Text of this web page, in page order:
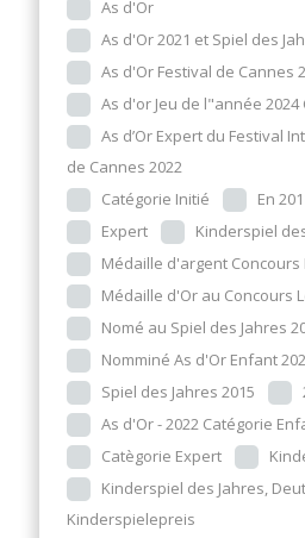
As d'Or
As d'Or 2021 et Spiel des
As d'Or Festival de Cannes
As d'or Jeu de l"année
As d’Or Expert du Festival
de Cannes 2022
Catégorie Initié
En
Expert
Kinderspiel
Médaille d'argent Concours
Médaille d'Or au Concours
Nomé au Spiel des Jahres
Nomminé As d'Or Enfant
Spiel des Jahres 2015
As d'Or - 2022 Catégorie
Catègorie Expert
Kinderspiel des Jahres,
Kinderspielepreis